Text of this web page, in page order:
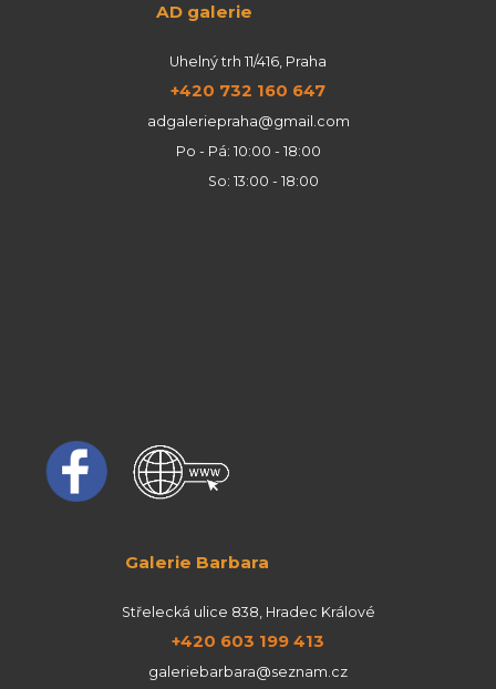
AD galerie
Uhelný trh 11/416, Praha
+420 732 160 647
adgaleriepraha@gmail.com
Po - Pá: 10:00 - 18:00
So: 13:00 - 18:00
Galerie Barbara
Střelecká ulice 838, Hradec Králové
+420 603 199 413
galeriebarbara@seznam.cz